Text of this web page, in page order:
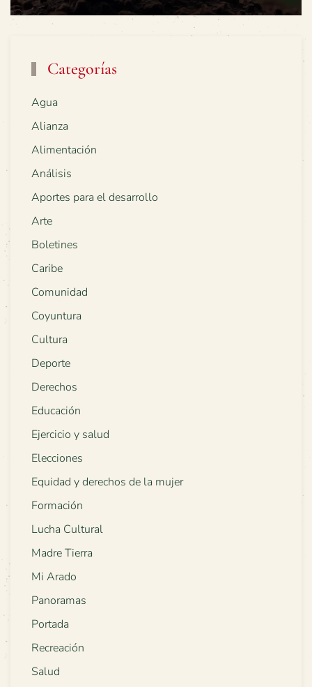
Categorías
Agua
Alianza
Alimentación
Análisis
Aportes para el desarrollo
Arte
Boletines
Caribe
Comunidad
Coyuntura
Cultura
Deporte
Derechos
Educación
Ejercicio y salud
Elecciones
Equidad y derechos de la mujer
Formación
Lucha Cultural
Madre Tierra
Mi Arado
Panoramas
Portada
Recreación
Salud